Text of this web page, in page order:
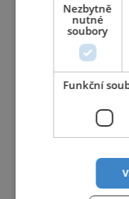
1
Nezbytně
nutné
soubory
Funkční